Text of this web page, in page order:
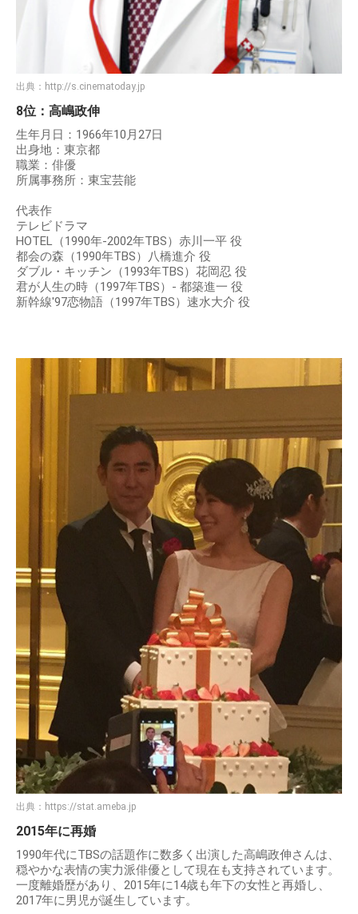
出典： http://s.cinematoday.jp
8位：高嶋政伸
生年月日：1966年10月27日
出身地：東京都
職業：俳優
所属事務所：東宝芸能
代表作
テレビドラマ
HOTEL（1990年-2002年TBS）赤川一平 役
都会の森（1990年TBS）八橋進介 役
ダブル・キッチン（1993年TBS）花岡忍 役
君が人生の時（1997年TBS）- 都築進一 役
新幹線'97恋物語（1997年TBS）速水大介 役
出典： https://stat.ameba.jp
2015年に再婚
1990年代にTBSの話題作に数多く出演した高嶋政伸さんは、
穏やかな表情の実力派俳優として現在も支持されています。
一度離婚歴があり、2015年に14歳も年下の女性と再婚し、
2017年に男児が誕生しています。